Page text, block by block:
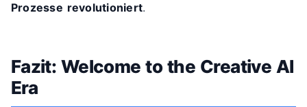
Prozesse revolutioniert.
Fazit: Welcome to the Creative AI
Era